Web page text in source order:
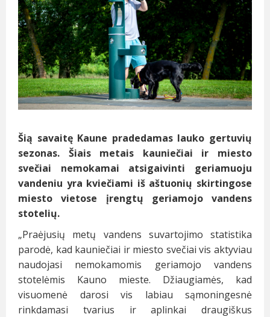
Šią savaitę Kaune pradedamas lauko gertuvių
sezonas. Šiais metais kauniečiai ir miesto
svečiai nemokamai atsigaivinti geriamuoju
vandeniu yra kviečiami iš aštuonių skirtingose
miesto vietose įrengtų geriamojo vandens
stotelių.
„Praėjusių metų vandens suvartojimo statistika
parodė, kad kauniečiai ir miesto svečiai vis aktyviau
naudojasi nemokamomis geriamojo vandens
stotelėmis Kauno mieste. Džiaugiamės, kad
visuomenė darosi vis labiau sąmoningesnė
rinkdamasi tvarius ir aplinkai draugiškus